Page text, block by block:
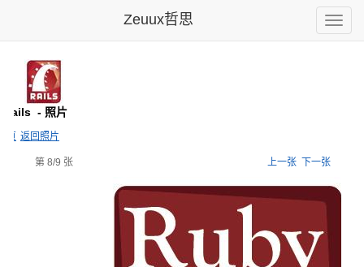
Toggle
Zeuux哲思
- 照片
页 返回照片
第 8/9 张 上一张 下一张